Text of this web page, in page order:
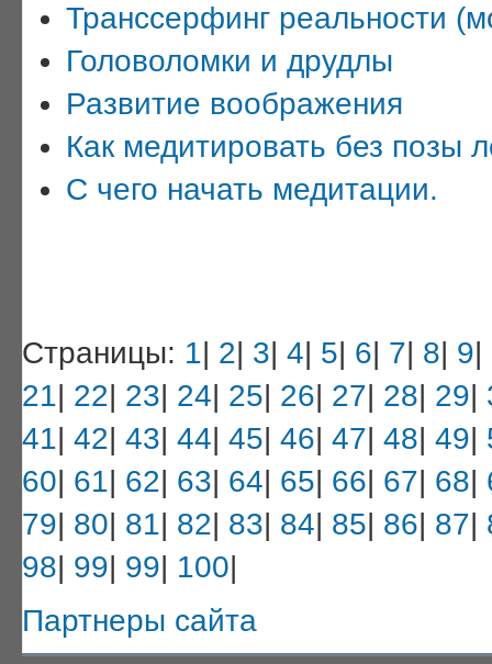
Транссерфинг реальности
Головоломки и друдлы
Развитие воображения
Как медитировать без позы
С чего начать медитации.
Страницы: 1| 2| 3| 4| 5| 6| 7| 8| 9|
21| 22| 23| 24| 25| 26| 27| 28| 29|
41| 42| 43| 44| 45| 46| 47| 48| 49|
60| 61| 62| 63| 64| 65| 66| 67| 68|
79| 80| 81| 82| 83| 84| 85| 86| 87|
98| 99| 99| 100|
Партнеры сайта